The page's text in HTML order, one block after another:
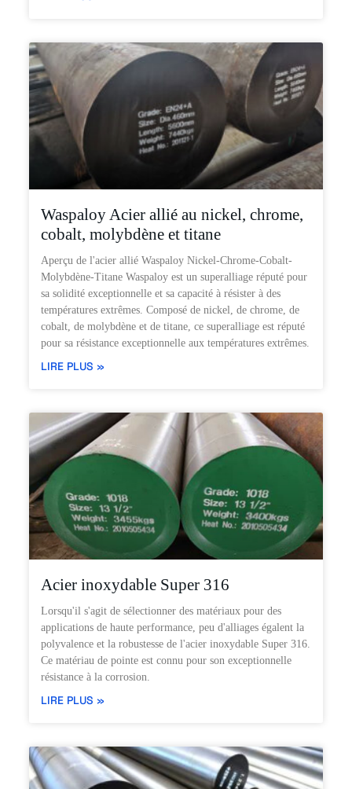
Waspaloy Acier allié au nickel, chrome,
cobalt, molybdène et titane
Aperçu de l'acier allié Waspaloy Nickel-Chrome-Cobalt-
Molybdène-Titane Waspaloy est un superalliage réputé pour
sa solidité exceptionnelle et sa capacité à résister à des
températures extrêmes. Composé de nickel, de chrome, de
cobalt, de molybdène et de titane, ce superalliage est réputé
pour sa résistance exceptionnelle aux températures extrêmes.
LIRE PLUS »
Acier inoxydable Super 316
Lorsqu'il s'agit de sélectionner des matériaux pour des
applications de haute performance, peu d'alliages égalent la
polyvalence et la robustesse de l'acier inoxydable Super 316.
Ce matériau de pointe est connu pour son exceptionnelle
résistance à la corrosion.
LIRE PLUS »